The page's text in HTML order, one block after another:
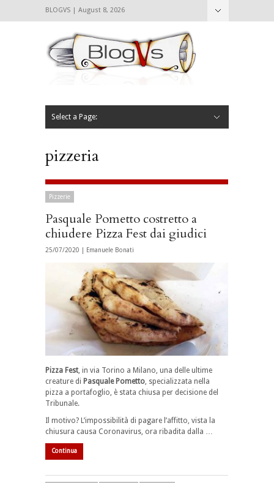
BLOGVS | August 8, 2026
Select a Page:
pizzeria
Pizzerie
Pasquale Pometto costretto a
chiudere Pizza Fest dai giudici
25/07/2020 | Emanuele Bonati
Pizza Fest, in via Torino a Milano, una delle ultime
creature di Pasquale Pometto, specializzata nella
pizza a portafoglio, è stata chiusa per decisione del
Tribunale.
Il motivo? L’impossibilità di pagare l’affitto, vista la
chiusura causa Coronavirus, ora ribadita dalla …
Continua